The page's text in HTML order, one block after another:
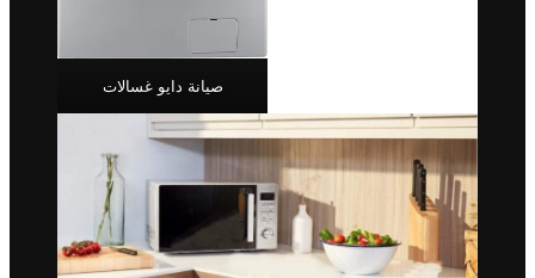
صيانة دايو غسالات